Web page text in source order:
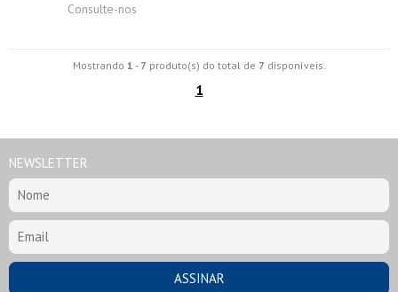
Consulte-nos
Mostrando 1 - 7 produto(s) do total de 7 disponíveis.
1
NEWSLETTER